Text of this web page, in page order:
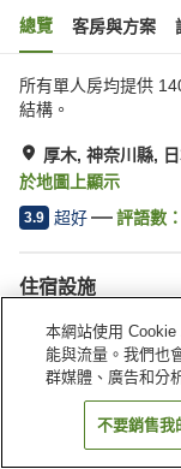
總覽 客房與方案
所有單人房均提供
結構。
厚木, 神奈川縣,
於地圖上顯示
3.9 超好 評語數：
住宿設施
宅配服務
自動販賣機
本網站使用
能與流量。我們也
群媒體、廣告和分
不要銷售我